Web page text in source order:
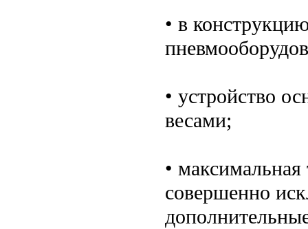
• в
• устройство
весами;
• максимальная
совершенно